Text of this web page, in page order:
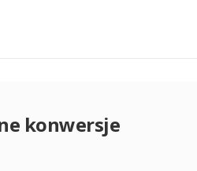
konwersje